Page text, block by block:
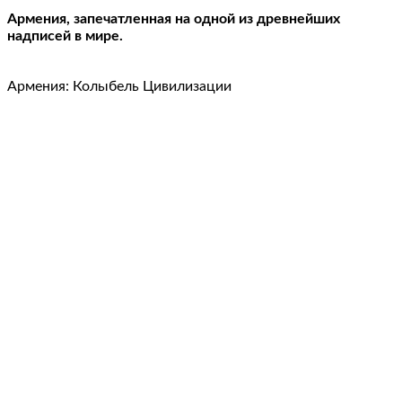
Армения, запечатленная на одной из древнейших
надписей в мире.
Армения: Колыбель Цивилизации